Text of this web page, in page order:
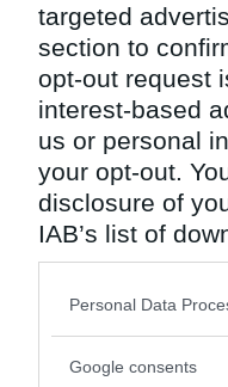
targeted
section to
opt-out request
interest-based
us or personal
your opt-out.
disclosure of
IAB’s list of
also be
Downstream
Please note
Personal Data
Google consents
Lillstölla
23831
Flörtiga sms :D
blue_moon
Antal inlägg:
Aquila: Dom
- Ej medlem längre